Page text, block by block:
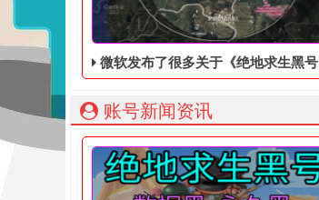
微软发布了很多关于《绝地求生黑号平台》的信息
账号新闻资讯